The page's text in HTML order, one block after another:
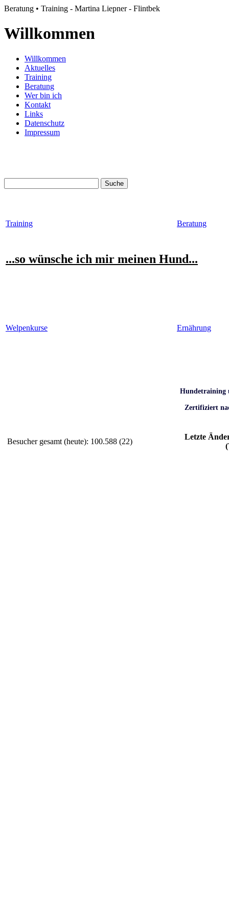
Beratung • Training - Martina Liepner - Flintbek
Willkommen
Willkommen
Aktuelles
Training
Beratung
Wer bin ich
Kontakt
Links
Datenschutz
Impressum
Training Beratung
...so wünsche ich mir meinen Hund...
Welpenkurse Ernährung
Hundetraining
Zertifiziert
Besucher gesamt (heute): 100.588 (22)
Letzte